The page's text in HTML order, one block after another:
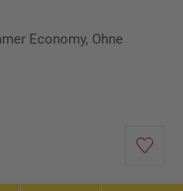
Economy, Ohne